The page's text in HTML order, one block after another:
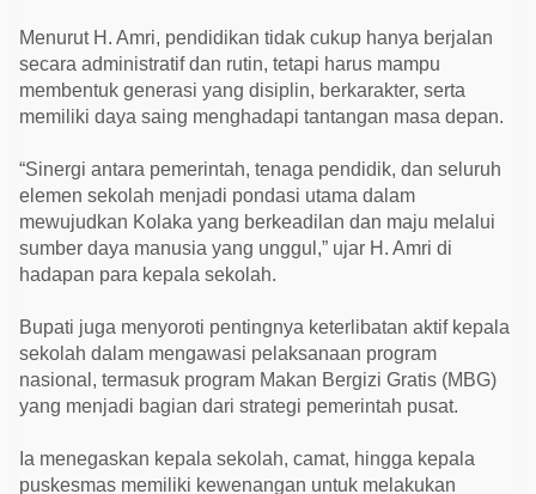
g
i
s
P
r
i
d
e
n
Menurut H. Amri, pendidikan tidak cukup hanya berjalan
secara administratif dan rutin, tetapi harus mampu
membentuk generasi yang disiplin, berkarakter, serta
memiliki daya saing menghadapi tantangan masa depan.
“Sinergi antara pemerintah, tenaga pendidik, dan seluruh
elemen sekolah menjadi pondasi utama dalam
mewujudkan Kolaka yang berkeadilan dan maju melalui
sumber daya manusia yang unggul,” ujar H. Amri di
hadapan para kepala sekolah.
Bupati juga menyoroti pentingnya keterlibatan aktif kepala
sekolah dalam mengawasi pelaksanaan program
nasional, termasuk program Makan Bergizi Gratis (MBG)
yang menjadi bagian dari strategi pemerintah pusat.
Ia menegaskan kepala sekolah, camat, hingga kepala
puskesmas memiliki kewenangan untuk melakukan